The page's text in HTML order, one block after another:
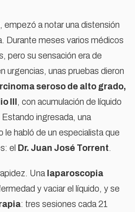
las cookies de
COOKIES
empezó a notar una distensión
Durante meses varios médicos
pero su sensación era de
urgencias, unas pruebas dieron
seroso de alto grado,
III , con acumulación de líquido
ingresada, una
le habló de un especialista que
el Dr. Juan José Torrent.
Una laparoscopia
y vaciar el líquido, y se
: tres sesiones cada 21